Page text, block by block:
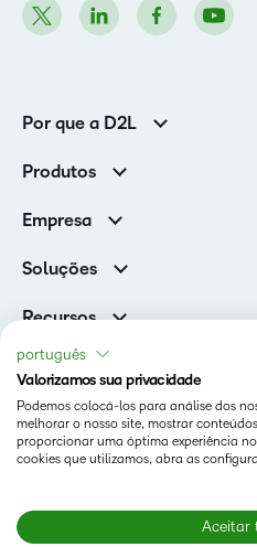
Por que a D2L
Clientes de associações
Produtos
Serviços e suporte
Nuvem Brightspace
Empresa
Contato e unidades
Notícias
Soluções
Ensino superior
D2L para Empresas
Instituições de capacitação
Serviços de saúde
Recursos
Blog
eBooks e guias
Webinars
Eventos
Comunidade
Status
Termos De Uso Em D2L.com
português
Valorizamos sua privacidade
Podemos colocá-los para análise dos
melhorar o nosso site, mostrar
proporcionar uma óptima experiência
cookies que utilizamos, abra as
Aceitar